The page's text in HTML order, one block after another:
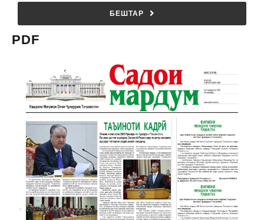
БЕШТАР
PDF